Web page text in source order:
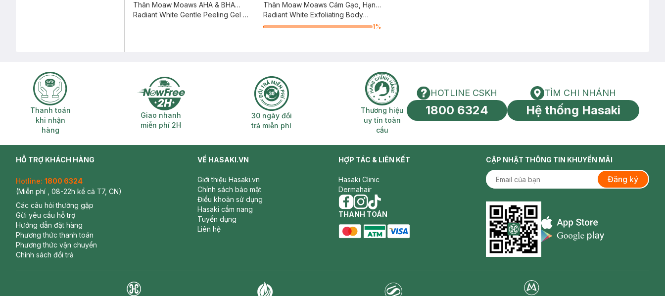
Thân Moaw Moaws AHA & BHA
230g
Radiant White Gentle Peeling Gel -
Thân Moaw Moaws Cám Gạo, Hạnh
Nhân 230g
Radiant White Exfoliating Body
Scrub - Rice Milk & Almond
1%
Thanh toán khi nhận hàng
Thanh toán
khi nhận
hàng
Giao nhanh miễn phí 2H
Giao nhanh
miễn phí 2H
30 ngày đổi trả miễn phí
30 ngày đổi
trả miễn phí
Thương hiệu uy tín toàn cầu
Thương hiệu
uy tín toàn
cầu
HOTLINE CSKH
HOTLINE CSKH
1800 6324
Tìm chi nhánh
TÌM CHI NHÁNH
Hệ thống Hasaki
HỖ TRỢ KHÁCH HÀNG
Hotline: 1800 6324
(Miễn phí , 08-22h kể cả T7, CN)
Các câu hỏi thường gặp
Gửi yêu cầu hỗ trợ
Hướng dẫn đặt hàng
Phương thức thanh toán
Phương thức vận chuyển
Chính sách đổi trả
VỀ HASAKI.VN
Giới thiệu Hasaki.vn
Chính sách bảo mật
Điều khoản sử dụng
Hasaki cẩm nang
Tuyển dụng
Liên hệ
HỢP TÁC & LIÊN KẾT
Hasaki Clinic
Dermahair
facebook
instagram
tiktok
THANH TOÁN
CẬP NHẬT THÔNG TIN KHUYẾN MÃI
Đăng ký
Appstore icon